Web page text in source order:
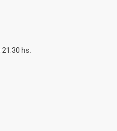
hs.